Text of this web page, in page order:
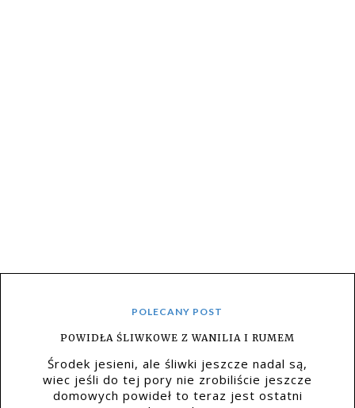
POLECANY POST
POWIDŁA ŚLIWKOWE Z WANILIA I RUMEM
Środek jesieni, ale śliwki jeszcze nadal są,
wiec jeśli do tej pory nie zrobiliście jeszcze
domowych powideł to teraz jest ostatni